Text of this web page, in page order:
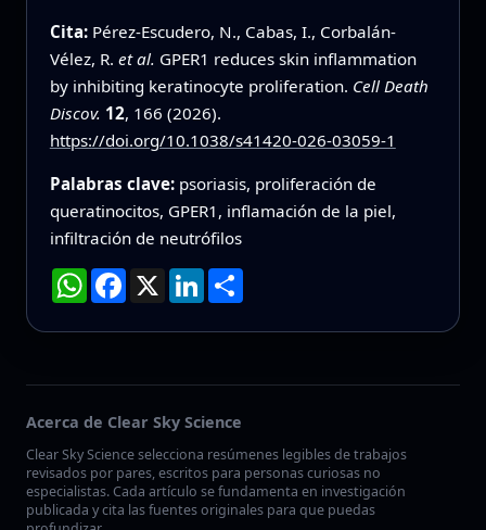
Cita: Pérez-Escudero, N., Cabas, I., Corbalán-
Vélez, R. et al. GPER1 reduces skin inflammation
by inhibiting keratinocyte proliferation. Cell Death
Discov. 12, 166 (2026).
https://doi.org/10.1038/s41420-026-03059-1
Palabras clave: psoriasis, proliferación de
queratinocitos, GPER1, inflamación de la piel,
infiltración de neutrófilos
WhatsApp
Facebook
X LinkedInCompartir
Acerca de Clear Sky Science
Clear Sky Science selecciona resúmenes legibles de trabajos
revisados por pares, escritos para personas curiosas no
especialistas. Cada artículo se fundamenta en investigación
publicada y cita las fuentes originales para que puedas